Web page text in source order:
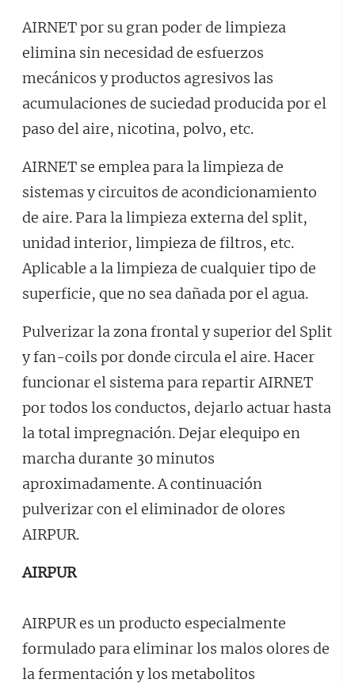
AIRNET por su gran poder de limpieza
elimina sin necesidad de esfuerzos
mecánicos y productos agresivos las
acumulaciones de suciedad producida por el
paso del aire, nicotina, polvo, etc.
AIRNET se emplea para la limpieza de
sistemas y circuitos de acondicionamiento
de aire. Para la limpieza externa del split,
unidad interior, limpieza de filtros, etc.
Aplicable a la limpieza de cualquier tipo de
superficie, que no sea dañada por el agua.
Pulverizar la zona frontal y superior del Split
y fan-coils por donde circula el aire. Hacer
funcionar el sistema para repartir AIRNET
por todos los conductos, dejarlo actuar hasta
la total impregnación. Dejar elequipo en
marcha durante 30 minutos
aproximadamente. A continuación
pulverizar con el eliminador de olores
AIRPUR.
AIRPUR
AIRPUR es un producto especialmente
formulado para eliminar los malos olores de
la fermentación y los metabolitos